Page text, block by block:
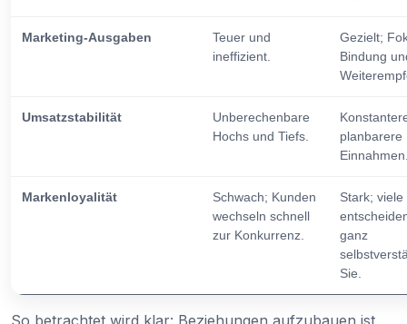
Marketing-Ausgaben
Teuer und
ineffizient.
Gezielt;
Bindung
Umsatzstabilität
Unberechenbare
Hochs und Tiefs.
planbarere
Markenloyalität
Schwach; Kunden
wechseln schnell
zur Konkurrenz.
Stark; viele
ganz
Sie.
So betrachtet wird klar: Beziehungen aufzubauen ist